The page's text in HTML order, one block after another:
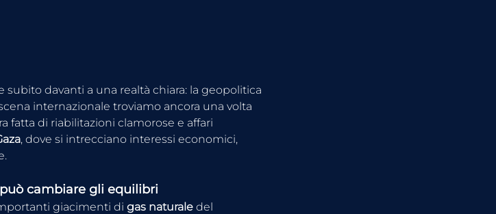
subito davanti a una realtà chiara: la geopolitica
internazionale troviamo ancora una volta
fatta di riabilitazioni clamorose e affari
, dove si intrecciano interessi economici,
cambiare gli equilibri
giacimenti di gas naturale del